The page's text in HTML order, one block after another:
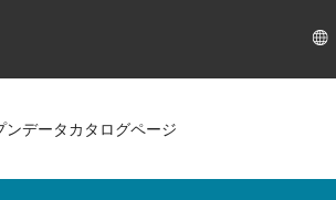
ンデータカタログページ